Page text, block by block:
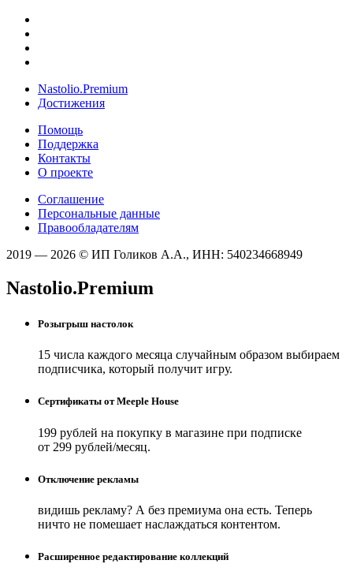
Nastolio.Premium
Достижения
Помощь
Поддержка
Контакты
О проекте
Соглашение
Персональные данные
Правообладателям
2019 — 2026 © ИП Голиков А.А., ИНН: 540234668949
Nastolio.Premium
Розыгрыш настолок
15 числа каждого месяца случайным образом выбираем
подписчика, который получит игру.
Сертификаты от Meeple House
199 рублей на покупку в магазине при подписке
от 299 рублей/месяц.
Отключение рекламы
видишь рекламу? А без премиума она есть. Теперь
ничто не помешает наслаждаться контентом.
Расширенное редактирование коллекций